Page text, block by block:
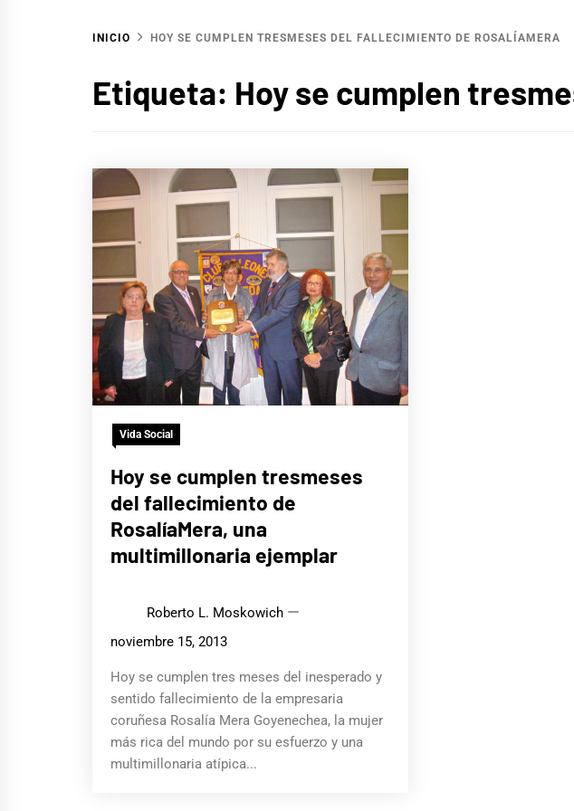
INICIO HOY SE CUMPLEN TRESMESES DEL FALLECIMIENTO DE ROSALÍAMERA
Etiqueta: Hoy se cumplen
Vida Social
Hoy se cumplen tresmeses
del fallecimiento de
RosalíaMera, una
multimillonaria ejemplar
Roberto L. Moskowich
noviembre 15, 2013
Hoy se cumplen tres meses del inesperado y
sentido fallecimiento de la empresaria
coruñesa Rosalía Mera Goyenechea, la mujer
más rica del mundo por su esfuerzo y una
multimillonaria atípica...